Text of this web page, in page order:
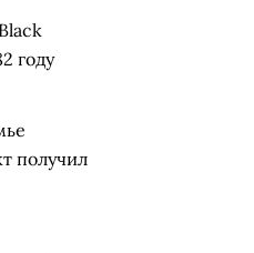
году
получил